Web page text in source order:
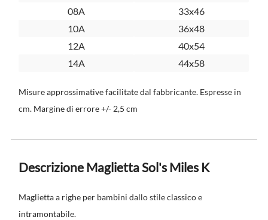
08A
33x46
10A
36x48
12A
40x54
14A
44x58
Misure approssimative facilitate dal fabbricante. Espresse in
cm. Margine di errore +/- 2,5 cm
Descrizione Maglietta Sol's Miles K
Maglietta a righe per bambini dallo stile classico e
intramontabile.